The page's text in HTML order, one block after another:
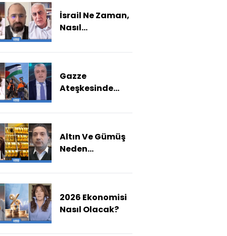
İsrail Ne Zaman,
Nasıl
Gazze
Ateşkesinde
Zaman?
Altın Ve Gümüş
Neden
2026 Ekonomisi
Nasıl Olacak?